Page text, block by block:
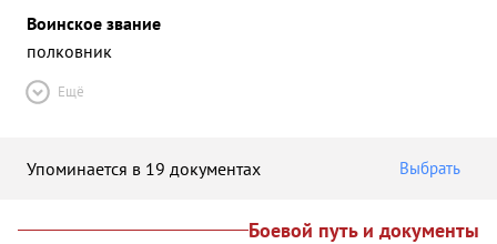
Воинское звание
полковник
Ещё
Упоминается в 19 документах Выбрать
Боевой путь и документы